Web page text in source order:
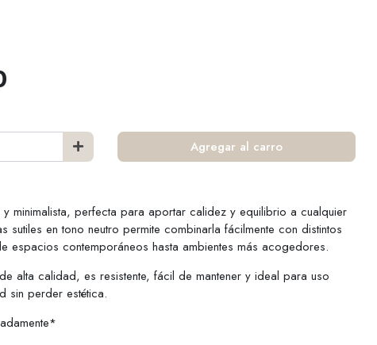
Agregar al carro
minimalista, perfecta para aportar calidez y equilibrio a cualquier
sutiles en tono neutro permite combinarla fácilmente con distintos
espacios contemporáneos hasta ambientes más acogedores.
alta calidad, es resistente, fácil de mantener y ideal para uso
sin perder estética.